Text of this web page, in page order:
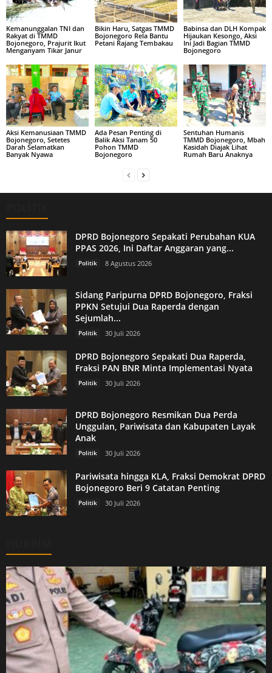
Kemanunggalan TNI dan
Rakyat di TMMD
Bojonegoro, Prajurit Ikut
Menganyam Tikar Janur
Bikin Haru, Satgas TMMD
Bojonegoro Rela Bantu
Petani Rajang Tembakau
Babinsa dan DLH Kompak
Hijaukan Kesongo, Aksi
Ini Jadi Bagian TMMD
Bojonegoro
Aksi Kemanusiaan TMMD
Bojonegoro, Setetes
Darah Selamatkan
Banyak Nyawa
Ada Pesan Penting di
Balik Aksi Tanam 50
Pohon TMMD
Bojonegoro
Sentuhan Humanis
TMMD Bojonegoro, Mbah
Kasidah Diajak Lihat
Rumah Baru Anaknya
DPRD Bojonegoro Sepakati Perubahan KUA
PPAS 2026, Ini Daftar Anggaran yang...
Politik 8 Agustus 2026
Sidang Paripurna DPRD Bojonegoro, Fraksi
PPKN Setujui Dua Raperda dengan
Sejumlah...
Politik 30 Juli 2026
DPRD Bojonegoro Sepakati Dua Raperda,
Fraksi PAN BNR Minta Implementasi Nyata
Politik 30 Juli 2026
DPRD Bojonegoro Resmikan Dua Perda
Unggulan, Pariwisata dan Kabupaten Layak
Anak
Politik 30 Juli 2026
Pariwisata hingga KLA, Fraksi Demokrat DPRD
Bojonegoro Beri 9 Catatan Penting
Politik 30 Juli 2026